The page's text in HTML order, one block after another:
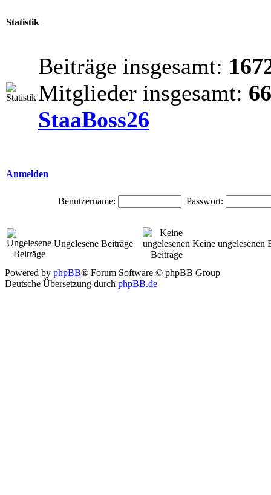
Statistik
Beiträge insgesamt:
Mitglieder insgesamt:
StaaBoss26
Anmelden
Benutzername: Passwort:
Ungelesene Beiträge Keine ungelesenen
Powered by phpBB® Forum Software © phpBB Group
Deutsche Übersetzung durch phpBB.de